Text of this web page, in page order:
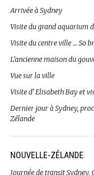
Arrivée à Sydney
Visite du grand aquarium
Visite du centre ville … So
L’ancienne maison du
Vue sur la ville
Visite d’ Elisabeth Bay et
Dernier jour à Sydney,
Zélande
NOUVELLE-ZÉLANDE
Journée de transit